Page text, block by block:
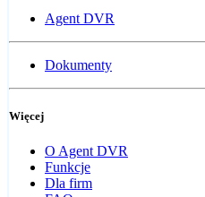
Agent DVR
Dokumenty
Więcej
O Agent DVR
Funkcje
Dla firm